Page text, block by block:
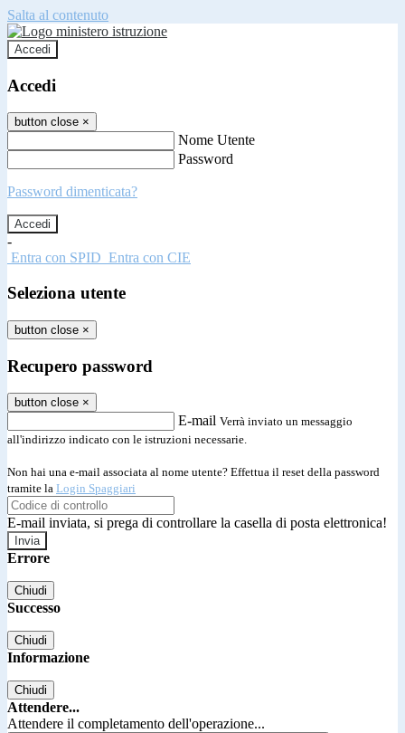
Salta al contenuto
Accedi
Accedi
button close ×
Nome Utente
Password
Password dimenticata?
-
Entra con SPID Entra con CIE
Seleziona utente
button close ×
Recupero password
button close ×
E-mail Verrà inviato un messaggio
all'indirizzo indicato con le istruzioni necessarie.
Non hai una e-mail associata al nome utente? Effettua il reset della password
tramite la Login Spaggiari
E-mail inviata, si prega di controllare la casella di posta elettronica!
Errore
Chiudi
Successo
Chiudi
Informazione
Chiudi
Attendere...
Attendere il completamento dell'operazione...